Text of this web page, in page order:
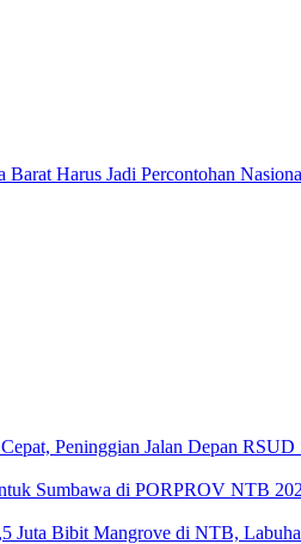
Harus Jadi Percontohan
Peninggian Jalan Depan
Sumbawa di PORPROV NTB
Juta Bibit Mangrove di NTB,